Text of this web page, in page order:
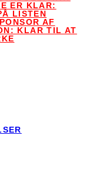
ER KLAR:
LISTEN
AF
KLAR TIL AT